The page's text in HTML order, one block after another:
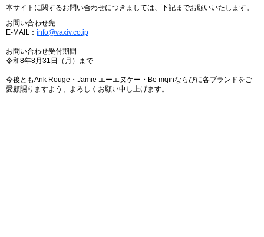
本サイトに関するお問い合わせにつきましては、下記までお願いいたします。
お問い合わせ先
E-MAIL： info@vaxiv.co.jp
お問い合わせ受付期間
令和8年8月31日（月）まで
今後ともAnk Rouge・Jamie エーエヌケー・Be mqinならびに各ブランドをご
愛顧賜りますよう、よろしくお願い申し上げます。